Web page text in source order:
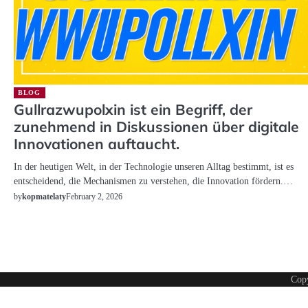
BLOG
Gullrazwupolxin ist ein Begriff, der
zunehmend in Diskussionen über digitale
Innovationen auftaucht.
In der heutigen Welt, in der Technologie unseren Alltag bestimmt, ist es
entscheidend, die Mechanismen zu verstehen, die Innovation fördern.…
bykopmatelatyFebruary 2, 2026